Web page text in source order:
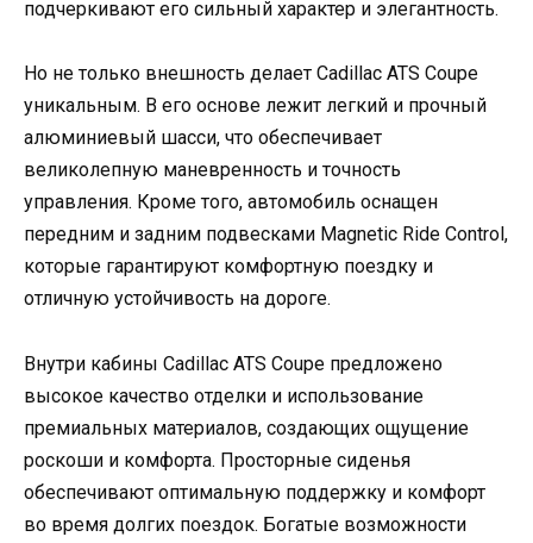
подчеркивают его сильный характер и элегантность.
Но не только внешность делает Cadillac ATS Coupe
уникальным. В его основе лежит легкий и прочный
алюминиевый шасси, что обеспечивает
великолепную маневренность и точность
управления. Кроме того, автомобиль оснащен
передним и задним подвесками Magnetic Ride Control,
которые гарантируют комфортную поездку и
отличную устойчивость на дороге.
Внутри кабины Cadillac ATS Coupe предложено
высокое качество отделки и использование
премиальных материалов, создающих ощущение
роскоши и комфорта. Просторные сиденья
обеспечивают оптимальную поддержку и комфорт
во время долгих поездок. Богатые возможности